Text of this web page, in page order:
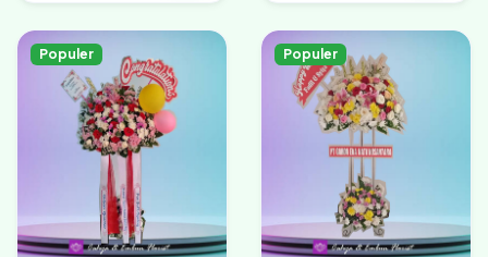
Populer Populer